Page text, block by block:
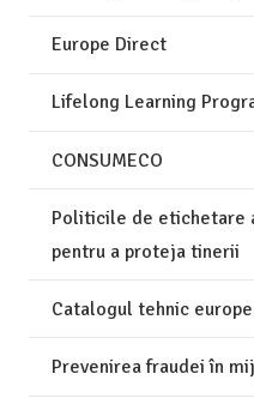
Europe Direct
Lifelong Learning
CONSUMECO
Politicile de etichetare
pentru a proteja tinerii
Catalogul tehnic
Prevenirea fraudei în